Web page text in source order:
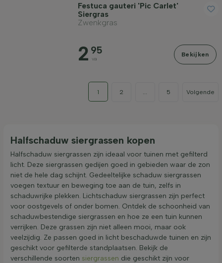
Festuca gauteri 'Pic Carlet'
Siergras
Zwenkgras
2 95
va
Bekijken
1 2 5 Volgende
Halfschaduw siergrassen kopen
Halfschaduw siergrassen zijn ideaal voor tuinen met gefilterd
licht. Deze siergrassen gedijen goed in gebieden waar de zon
niet de hele dag schijnt. Gedeeltelijke schaduw siergrassen
voegen textuur en beweging toe aan de tuin, zelfs in
schaduwrijke plekken. Lichtschaduw siergrassen zijn perfect
voor oostgevels of onder bomen. Ontdek de schoonheid van
schaduwbestendige siergrassen en hoe ze een tuin kunnen
verrijken. Deze grassen zijn niet alleen mooi, maar ook
veelzijdig. Ze passen goed in licht beschaduwde tuinen en zijn
geschikt voor gefilterde standplaatsen. Bekijk de
verschillende soorten siergrassen die geschikt zijn voor